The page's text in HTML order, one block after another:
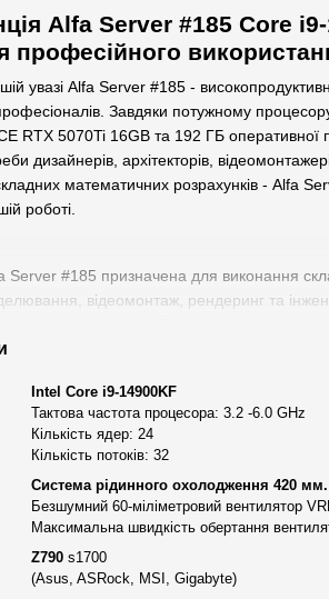
Alfa Server #185 Core
професійного
увазі Alfa Server #185 -
Завдяки потужному
RTX 5070Ti 16GB та 192 ГБ
дизайнерів, архітекторів,
математичних розрахунків - Alfa
роботі.
Server #185 призначена для виконання
відеомонтаж, рендеринг та
рендеринг:Завдяки процесору Intel
GEFORCE RTX 5070Ti 16GB,
як Autodesk Maya, Blender, 3ds Max та
ресурси системи, забезпечуючи
рендерингу складних сцен.
з відео високої роздільної здатності
великій кількості оперативної
FURY Renegade PCIe 4.0. Програми,
Final Cut Pro, працюватимуть
Intel Core i9-14900KF
Тактова частота процесора: 3.2 -6.0 GHz
Кількість ядер: 24
Кількість потоків: 32
Система рідинного охолодження 420 мм.
Безшумний 60-міліметровий вентилятор
Максимальна швидкість обертання
Z790 s1700
(Asus, ASRock, MSI, Gigabyte)